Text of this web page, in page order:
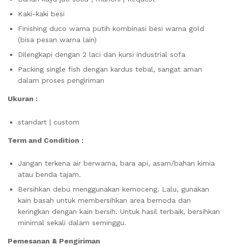
Kaki-kaki besi
Finishing duco warna putih kombinasi besi warna gold
(bisa pesan warna lain)
Dilengkapi dengan 2 laci dan kursi industrial sofa
Packing single fish dengan kardus tebal, sangat aman
dalam proses pengiriman
Ukuran :
standart | custom
Term and Condition :
Jangan terkena air berwarna, bara api, asam/bahan kimia
atau benda tajam.
Bersihkan debu menggunakan kemoceng. Lalu, gunakan
kain basah untuk membersihkan area bernoda dan
keringkan dengan kain bersih. Untuk hasil terbaik, bersihkan
minimal sekali dalam seminggu.
Pemesanan & Pengiriman